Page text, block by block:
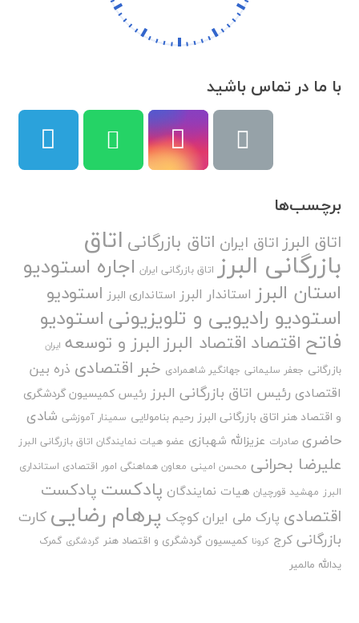
با ما در تماس باشید
برچسب‌ها
اتاق البرز اتاق ایران اتاق بازرگانی اتاق
بازرگانی البرز اتاق بازرگانی ایران اجاره استودیو
استان البرز استاندار البرز استانداری البرز استودیو
استودیو رادیویی و تلویزیونیاستودیو
فاتح اقتصاد اقتصاد البرزالبرز و توسعه ایران
بازرگانی جعفر سلیمانی جهانگیر شاهمرادی خبر اقتصادی ذره بین
اقتصادی رئیس اتاق بازرگانی البرز رئیس کمیسیون گردشگری
و اقتصاد هنر اتاق بازرگانی البرز رحیم بنامولایی سمینار آموزشی شادی
حاضری صادرات عزیزالله شهبازی عضو هیات نمایندگان اتاق بازرگانی البرز
علیرضا بحرانی محسن امینی معاون هماهنگی امور اقتصادی استانداری
البرز مهشید قورچیان هیات نمایندگان پادکست پادکست
اقتصادی پارک ملی ایران کوچک پرهام رضایی کارت
بازرگانی کرج کرونا کمیسیون گردشگری و اقتصاد هنر گردشگری گمرک
یدالله مالمیر